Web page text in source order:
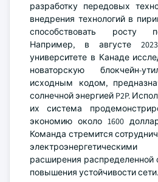
разработку передовых
внедрения технологий в
способствовать росту
Например, в августе
университете в Канаде
новаторскую блокчейн-
исходным кодом,
солнечной энергией P2P.
их система
экономию около 1600
Команда стремится
расширения распределенной
повышения устойчивости сети.